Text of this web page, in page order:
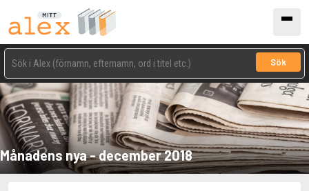
Sök
Månadens nya - december 2018